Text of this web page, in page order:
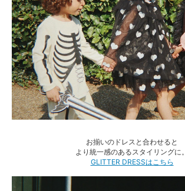
お揃いのドレスと合わせると
より統一感のあるスタイリングに。
GLITTER DRESSはこちら